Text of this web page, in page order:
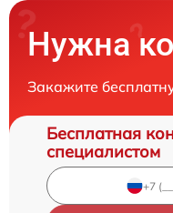
Нужна
Закажите
Бесплатная
специалистом